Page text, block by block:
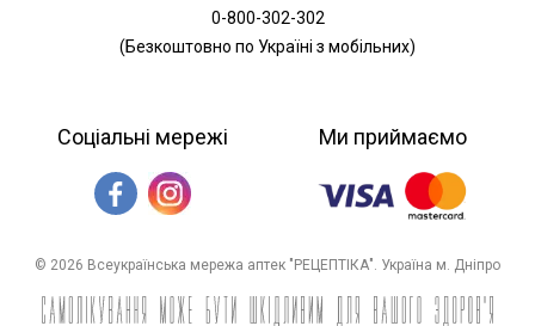
0-800-302-302
(Безкоштовно по Україні з мобільних)
Соціальні мережі Ми приймаємо
© 2026 Всеукраїнська мережа аптек "РЕЦЕПТІКА". Україна м. Дніпро